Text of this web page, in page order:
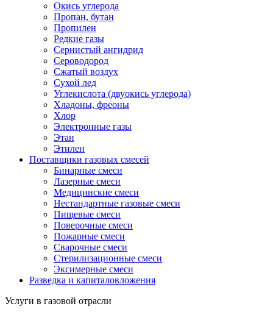
Окись углерода
Пропан, бутан
Пропилен
Редкие газы
Сернистый ангидрид
Сероводород
Сжатый воздух
Сухой лед
Углекислота (двуокись углерода)
Хладоны, фреоны
Хлор
Электронные газы
Этан
Этилен
Поставщики газовых смесей
Бинарные смеси
Лазерные смеси
Медицинские смеси
Нестандартные газовые смеси
Пищевые смеси
Поверочные смеси
Пожарные смеси
Сварочные смеси
Стерилизационные смеси
Эксимерные смеси
Разведка и капиталовложения
Услуги в газовой отрасли